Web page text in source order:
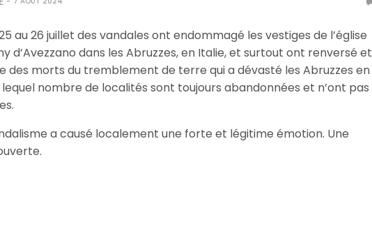
au 26 juillet des vandales ont endommagé les vestiges de l’église
d’Avezzano dans les Abruzzes, en Italie, et surtout ont renversé et
des morts du tremblement de terre qui a dévasté les Abruzzes en
lequel nombre de localités sont toujours abandonnées et n’ont pas
a causé localement une forte et légitime émotion. Une